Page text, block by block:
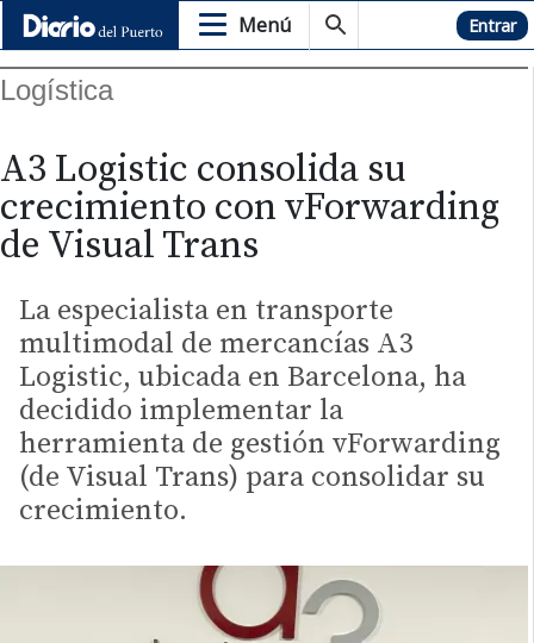
Menú Hemeroteca Entrar
Logística
A3 Logistic consolida su
crecimiento con vForwarding
de Visual Trans
La especialista en transporte
multimodal de mercancías A3
Logistic, ubicada en Barcelona, ha
decidido implementar la
herramienta de gestión vForwarding
(de Visual Trans) para consolidar su
crecimiento.